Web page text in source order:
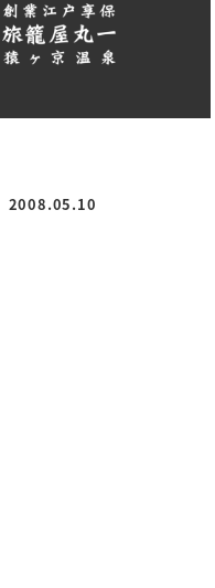
投稿日
2008.05.10